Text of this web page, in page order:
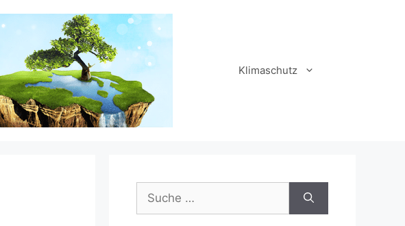
Klimaschutz
Suche
nach: